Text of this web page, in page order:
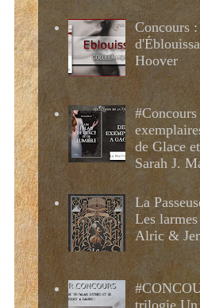
Concours
Hoover
de Glace
Sarah J.
La
Les
Alric &
trilogie Un